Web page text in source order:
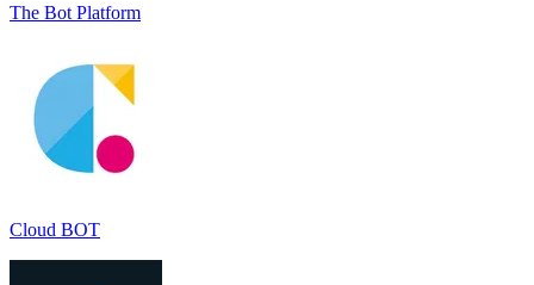
The Bot Platform
Cloud BOT